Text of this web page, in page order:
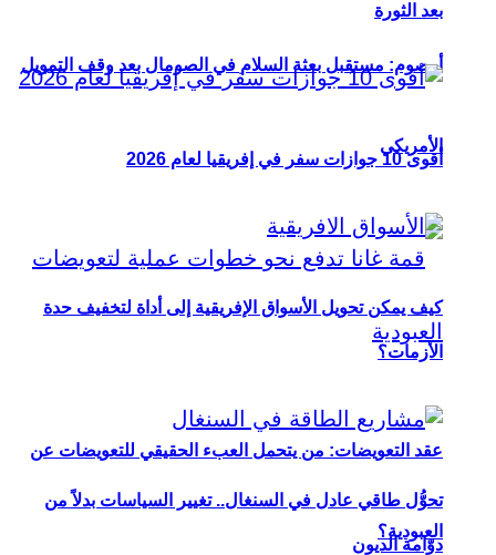
أوصوم: مستقبل بعثة السلام في الصومال بعد وقف التمويل
الأمريكي
عقد التعويضات: من يتحمل العبء الحقيقي للتعويضات عن
العبودية؟
بعد الثورة
أقوى 10 جوازات سفر في إفريقيا لعام 2026
كيف يمكن تحويل الأسواق الإفريقية إلى أداة لتخفيف حدة
الأزمات؟
تحوُّل طاقي عادل في السنغال.. تغيير السياسات بدلاً من
دوّامة الديون